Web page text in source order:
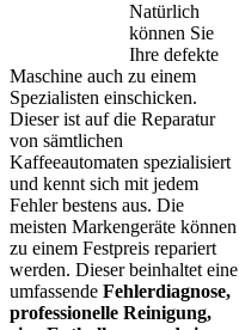
Natürlich
können Sie
Ihre defekte
Maschine auch zu einem
Spezialisten einschicken.
Dieser ist auf die Reparatur
von sämtlichen
Kaffeeautomaten spezialisiert
und kennt sich mit jedem
Fehler bestens aus. Die
meisten Markengeräte können
zu einem Festpreis repariert
werden. Dieser beinhaltet eine
umfassende Fehlerdiagnose,
professionelle Reinigung,